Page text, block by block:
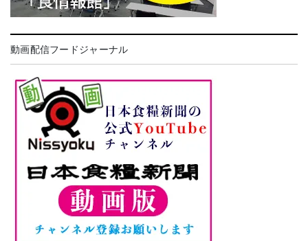
動画配信フードジャーナル